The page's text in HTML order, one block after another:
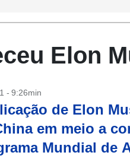
Elon
- 9:26min
de Elon
em meio a
Mundial de